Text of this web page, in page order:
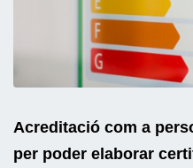
Acreditació com a
per poder elaborar